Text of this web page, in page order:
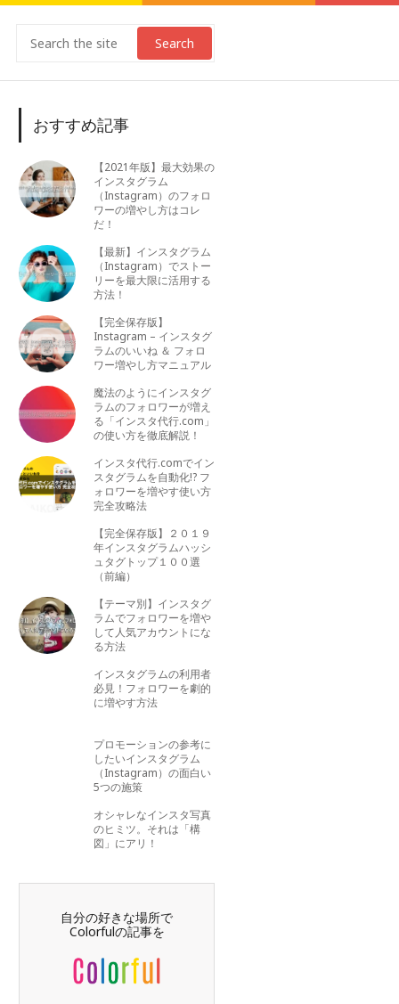
Search
おすすめ記事
【2021年版】最大効果の
インスタグラム
（Instagram）のフォロ
ワーの増やし方はコレ
だ！
【最新】インスタグラム
（Instagram）でストー
リーを最大限に活用する
方法！
【完全保存版】
Instagram – インスタグ
ラムのいいね ＆ フォロ
ワー増やし方マニュアル
魔法のようにインスタグ
ラムのフォロワーが増え
る「インスタ代行.com」
の使い方を徹底解説！
インスタ代行.comでイン
スタグラムを自動化!? フ
ォロワーを増やす使い方
完全攻略法
【完全保存版】２０１９
年インスタグラムハッシ
ュタグトップ１００選
（前編）
【テーマ別】インスタグ
ラムでフォロワーを増や
して人気アカウントにな
る方法
インスタグラムの利用者
必見！フォロワーを劇的
に増やす方法
プロモーションの参考に
したいインスタグラム
（Instagram）の面白い
5つの施策
オシャレなインスタ写真
のヒミツ。それは「構
図」にアリ！
自分の好きな場所で
Colorfulの記事を